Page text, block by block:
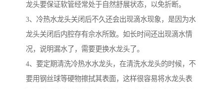
龙头要保证软管经常处于自然舒展状态，以免折断。
3、冷热水龙头关闭后不久还会出现滴水现象，是因为水
龙头关闭后内腔存有佘水所致。如长时间还出现滴水情
况，说明漏水了，需要更换水龙头了。
4、要定期清洗冷热水水龙头，在清洗水龙头的时候，不
要用钢丝球等硬物擦拭其表面，这样很容易将水龙头表